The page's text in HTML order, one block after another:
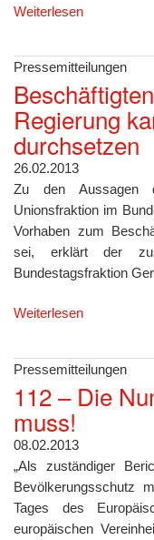
Weiterlesen
Pressemitteilungen
Regierung
durchsetzen
26.02.2013
Zu den Aussagen
Unionsfraktion im
Vorhaben zum
sei, erklärt der
Bundestagsfraktion
Weiterlesen
Pressemitteilungen
112 – Die
muss!
08.02.2013
„Als zuständiger
Bevölkerungsschutz
Tages des
europäischen